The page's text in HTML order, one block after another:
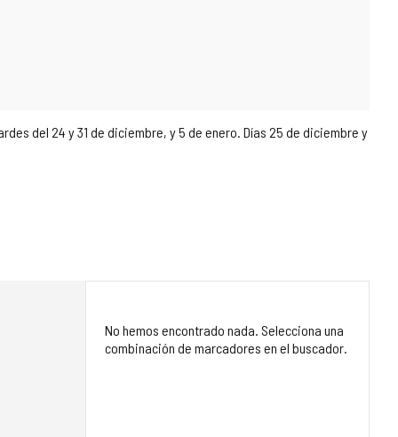
Tardes del 24 y 31 de diciembre, y 5 de enero. Días 25 de diciembre y
No hemos encontrado nada. Selecciona una
combinación de marcadores en el buscador.